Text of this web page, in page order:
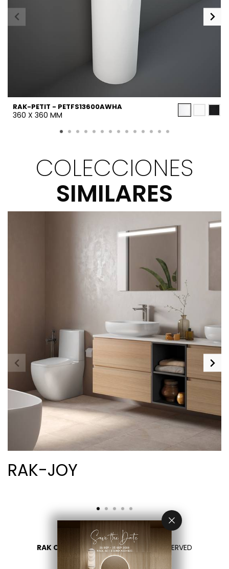
RAK-PETIT - PETFS13600AWHA
360 X 360 MM
COLECCIONES
SIMILARES
RAK-JOY
RAK CERAMICS 2026- ALL RIGHTS RESERVED